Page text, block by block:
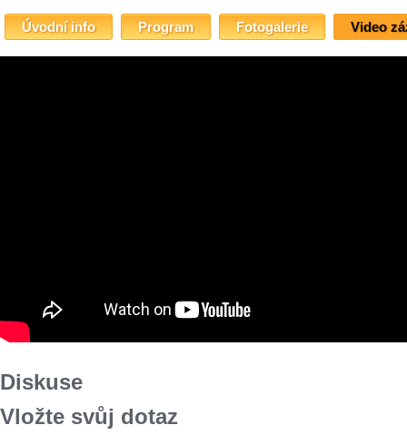
Úvodní info Program Fotogalerie Video
Diskuse
Vložte svůj dotaz